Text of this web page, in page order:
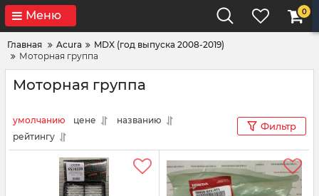
Меню 0
Главная Acura
MDX (год выпуска 2008-2019)
Моторная группа
Моторная группа
умолчанию цене
названию
рейтингу
Фильтр